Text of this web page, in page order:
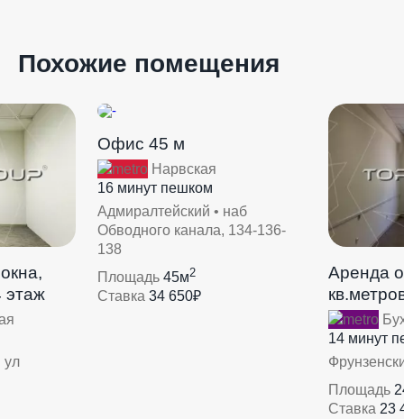
Похожие помещения
этаж
ул
Офис 45 м
Нарвская
16 минут пешком
Адмиралтейский • наб
Обводного канала, 134-136-
138
Площадь 45м2
Ставка 34 650₽
Аренда
14 минут
Площадь
Ставка 23